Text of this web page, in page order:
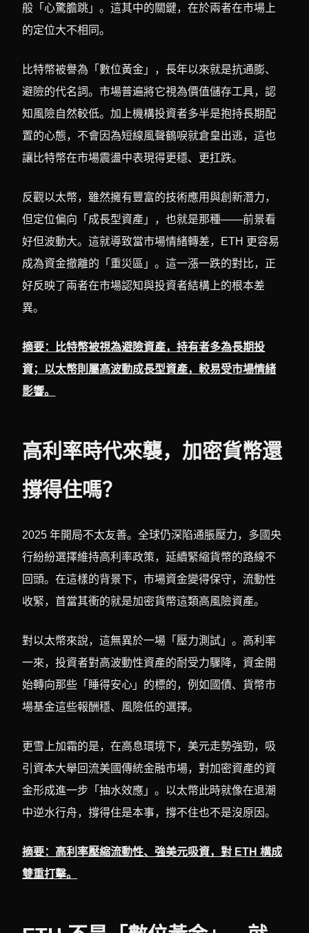
般「心驚膽跳」。這其中的關鍵，在於兩者在市場上
的定位大不相同。
比特幣被譽為「數位黃金」，長年以來就是抗通膨、
避險的代名詞。市場普遍將它視為價值儲存工具，認
知風險自然較低。加上機構投資者多半是抱持長期配
置的心態，不會因為短線風聲鶴唳就倉皇出逃，這也
讓比特幣在市場震盪中表現得更穩、更扛跌。
反觀以太幣，雖然擁有豐富的技術應用與創新潛力，
但定位偏向「成長型資產」，也就是那種——前景看
好但波動大。這就導致當市場情緒轉差，ETH 更容易
成為資金撤離的「重災區」。這一漲一跌的對比，正
好反映了兩者在市場認知與投資者結構上的根本差
異。
摘要：比特幣被視為避險資產，持有者多為長期投
資；以太幣則屬高波動成長型資產，較易受市場情緒
影響。
高利率時代來襲，加密貨幣還
撐得住嗎？
2025 年開局不太友善。全球仍深陷通脹壓力，多國央
行紛紛選擇維持高利率政策，延續緊縮貨幣的路線不
回頭。在這樣的背景下，市場資金變得保守，流動性
收緊，首當其衝的就是加密貨幣這類高風險資產。
對以太幣來說，這無異於一場「壓力測試」。高利率
一來，投資者對高波動性資產的耐受力驟降，資金開
始轉向那些「睡得安心」的標的，例如國債、貨幣市
場基金這些報酬穩、風險低的選擇。
更雪上加霜的是，在高息環境下，美元走勢強勁，吸
引資本大舉回流美國傳統金融市場，對加密資產的資
金形成進一步「抽水效應」。以太幣此時就像在退潮
中逆水行舟，撐得住是本事，撐不住也不是沒原因。
摘要：高利率壓縮流動性、強美元吸資，對 ETH 構成
雙重打擊。